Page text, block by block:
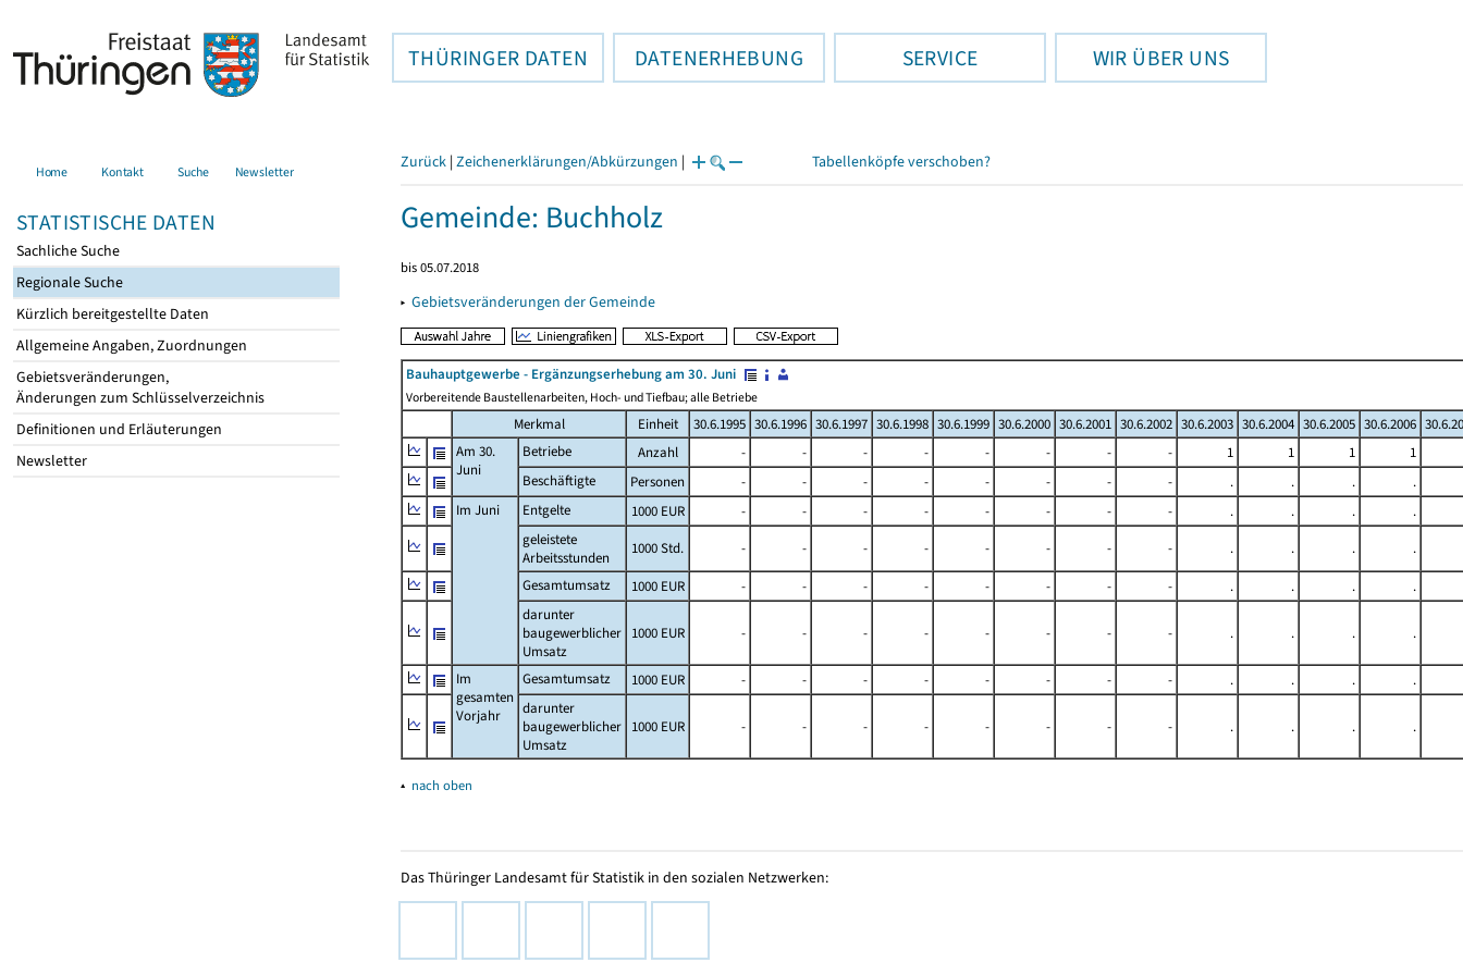
THÜRINGER DATEN DATENERHEBUNG SERVICE WIR ÜBER UNS
Home Kontakt Suche Newsletter
STATISTISCHE DATEN
Sachliche Suche
Regionale Suche
Kürzlich bereitgestellte Daten
Allgemeine Angaben, Zuordnungen
Gebietsveränderungen,
Änderungen zum Schlüsselverzeichnis
Definitionen und Erläuterungen
Newsletter
Zurück | Zeichenerklärungen/Abkürzungen | Tabellenköpfe verschoben?
Gemeinde: Buchholz
bis 05.07.2018
▸ Gebietsveränderungen der Gemeinde
Bauhauptgewerbe - Ergänzungserhebung am 30. Juni
Vorbereitende Baustellenarbeiten, Hoch- und Tiefbau; alle Betriebe
Merkmal Einheit 30.6.1995 30.6.1996 30.6.1997 30.6.1998 30.6.1999 30.6.2000 30.6.2001 30.6.2002 30.6.2003 30.6.2004 30.6.2005 30.6.2006
Am 30.
Juni
Betriebe Anzahl - - - - - - - - 1 1 1
1
Beschäftigte
Personen - - - - - - - - . . .
.
Im Juni
Entgelte 1000 EUR - - - - - - - - . . .
.
geleistete
Arbeitsstunden
1000 Std. - - - - - - - - . . .
.
Gesamtumsatz
1000 EUR - - - - - - - - . . .
.
darunter
baugewerblicher
Umsatz
1000 EUR - - - - - - - - . . . .
Im
gesamten
Vorjahr
Gesamtumsatz 1000 EUR - - - - - - - - . . .
.
darunter
baugewerblicher
Umsatz
1000 EUR - - - - - - - - . . . .
▴ nach oben
Das Thüringer Landesamt für Statistik in den sozialen Netzwerken: